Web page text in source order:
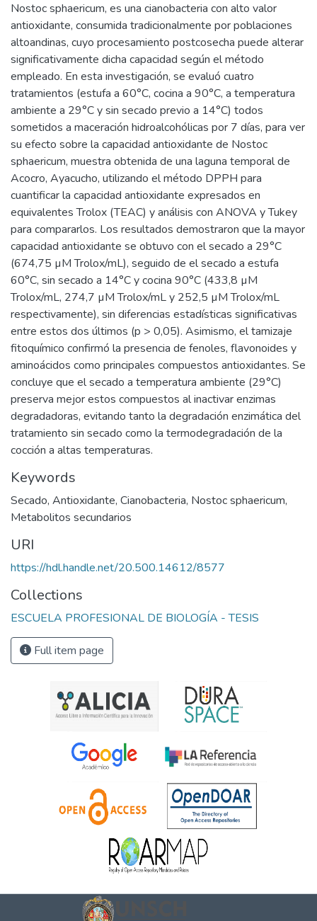
Nostoc sphaericum, es una cianobacteria con alto valor
antioxidante, consumida tradicionalmente por poblaciones
altoandinas, cuyo procesamiento postcosecha puede alterar
significativamente dicha capacidad según el método
empleado. En esta investigación, se evaluó cuatro
tratamientos (estufa a 60°C, cocina a 90°C, a temperatura
ambiente a 29°C y sin secado previo a 14°C) todos
sometidos a maceración hidroalcohólicas por 7 días, para ver
su efecto sobre la capacidad antioxidante de Nostoc
sphaericum, muestra obtenida de una laguna temporal de
Acocro, Ayacucho, utilizando el método DPPH para
cuantificar la capacidad antioxidante expresados en
equivalentes Trolox (TEAC) y análisis con ANOVA y Tukey
para compararlos. Los resultados demostraron que la mayor
capacidad antioxidante se obtuvo con el secado a 29°C
(674,75 µM Trolox/mL), seguido de el secado a estufa
60°C, sin secado a 14°C y cocina 90°C (433,8 µM
Trolox/mL, 274,7 µM Trolox/mL y 252,5 µM Trolox/mL
respectivamente), sin diferencias estadísticas significativas
entre estos dos últimos (p > 0,05). Asimismo, el tamizaje
fitoquímico confirmó la presencia de fenoles, flavonoides y
aminoácidos como principales compuestos antioxidantes. Se
concluye que el secado a temperatura ambiente (29°C)
preserva mejor estos compuestos al inactivar enzimas
degradadoras, evitando tanto la degradación enzimática del
tratamiento sin secado como la termodegradación de la
cocción a altas temperaturas.
Keywords
Secado, Antioxidante, Cianobacteria, Nostoc sphaericum,
Metabolitos secundarios
URI
https://hdl.handle.net/20.500.14612/8577
Collections
ESCUELA PROFESIONAL DE BIOLOGÍA - TESIS
Full item page